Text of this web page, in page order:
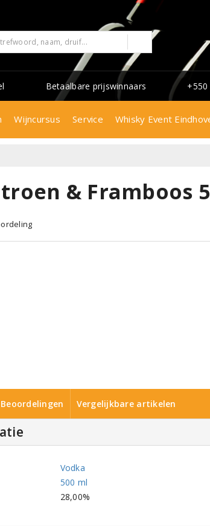
Betaalbare prijswinnaars +550
Wijncursus Service Whisky Event
& Framboos
Beoordelingen Vergelijkbare artikelen
Vodka
500 ml
28,00%